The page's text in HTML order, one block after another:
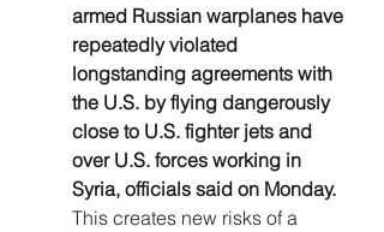
armed Russian warplanes have
repeatedly violated
longstanding agreements with
the U.S. by flying dangerously
close to U.S. fighter jets and
over U.S. forces working in
Syria, officials said on Monday.
This creates new risks of a